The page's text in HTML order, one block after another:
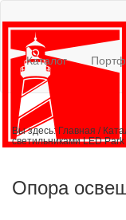
Каталог
Вы здесь: Главная /
светильниками LED
Опора